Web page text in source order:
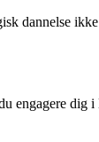
dannelse
engagere dig